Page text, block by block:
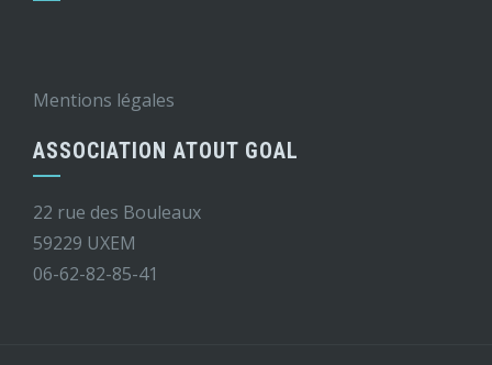
Mentions légales
ASSOCIATION ATOUT GOAL
22 rue des Bouleaux
59229 UXEM
06-62-82-85-41